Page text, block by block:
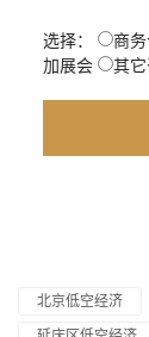
选择： 商
加展会
其
北京低空经济